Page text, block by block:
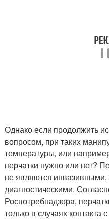
Однако если продолжить
вопросом, при таких
температуры, или
перчатки нужно или нет?
не являются инвазивными,
диагностическими.
Роспотребнадзора,
только в случаях